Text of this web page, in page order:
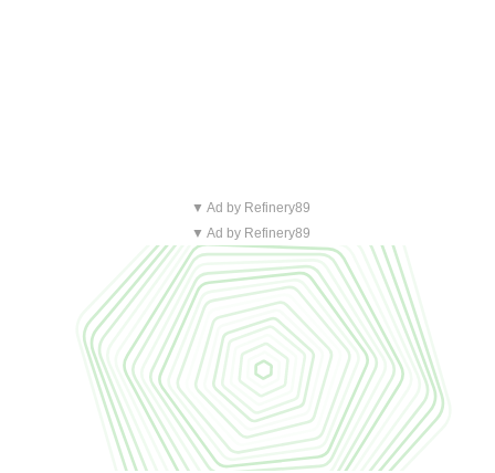
▼ Ad by Refinery89
▼ Ad by Refinery89